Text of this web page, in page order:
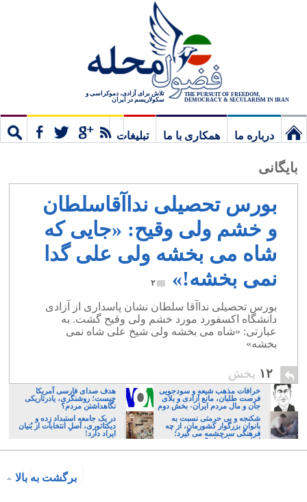
THE PURSUIT OF FREEDOM,
DEMOCRACY & SECULARISM IN IRAN
تلاش برای آزادی، دموکراسی و
سکولاریسم در ایران
درباره ما همکاری با ما
تبلیغات
بایگانی
بورس تحصیلی نداآقاسلطان
و خشم ولی وقیح: «جایی که
شاه می بخشه ولی علی گدا
نمی بخشه!»
۲
بورس تحصیلی نداآقا سلطان نشان پاسداری از آزادی
دانشگاه اکسفورد مورد خشم ولی وقیح گشت. به
عبارتی: «شاه می بخشه ولی شیخ علی شاه نمی
بخشه»
۱۲ پخش
خرافات مذهب شیعه و سودجویی
فرصت طلبان، مانع آزادی و بلای
جان و مال مردم ایران- بخش دوم
هدف صدای فارسی آمریکا
چیست؛ روشنگری، یادرتاریکی
نگاهداشتن مردم؟
شکنجه و بی حرمتی نسبت به
بانوان بزرگوار کشورمان، از چه
فرهنگی سرچشمه می گیرد؛
ایرانی، و یا تازیان؟
در یک جامعه استبداد زده و
دیکتاتوری، اَصلِ انتخابات از بُنیان
ایراد دارد!
برگشت به بالا